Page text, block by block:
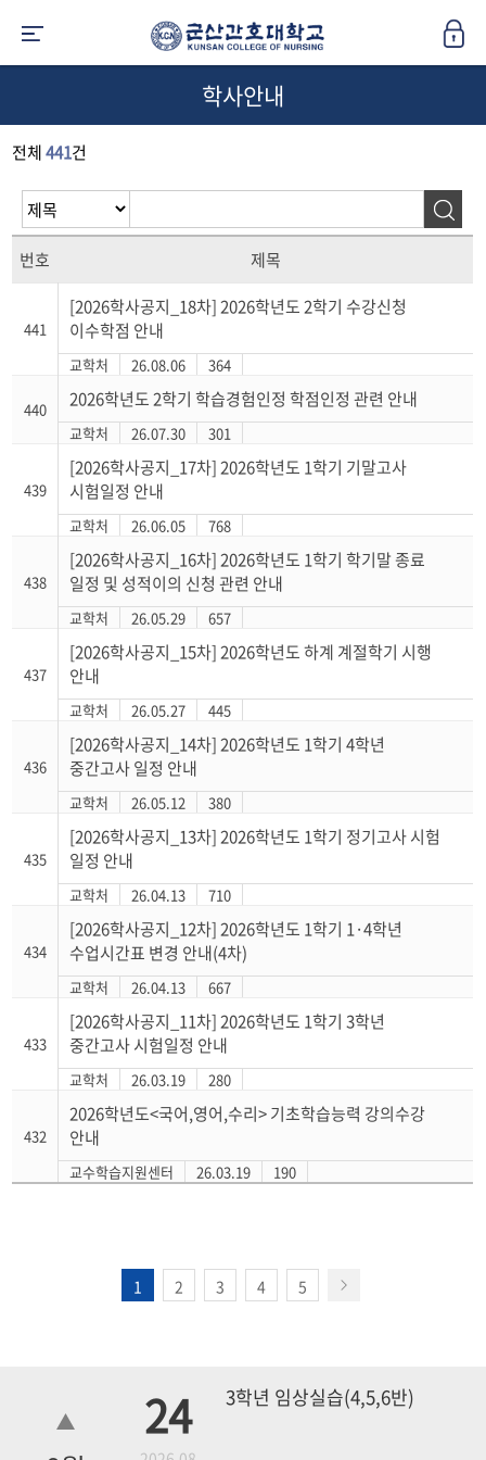
학사안내
전체441건
번호 제목
441
[2026학사공지_18차] 2026학년도 2학기 수강신청
이수학점 안내
교학처 26.08.06 364
440 2026학년도 2학기 학습경험인정 학점인정 관련 안내
교학처 26.07.30 301
439
[2026학사공지_17차] 2026학년도 1학기 기말고사
시험일정 안내
교학처 26.06.05 768
438
[2026학사공지_16차] 2026학년도 1학기 학기말 종료
일정 및 성적이의 신청 관련 안내
교학처 26.05.29 657
437
[2026학사공지_15차] 2026학년도 하계 계절학기 시행
안내
교학처 26.05.27 445
436
[2026학사공지_14차] 2026학년도 1학기 4학년
중간고사 일정 안내
교학처 26.05.12 380
435
[2026학사공지_13차] 2026학년도 1학기 정기고사 시험
일정 안내
교학처 26.04.13 710
434
[2026학사공지_12차] 2026학년도 1학기 1·4학년
수업시간표 변경 안내(4차)
교학처 26.04.13 667
433
[2026학사공지_11차] 2026학년도 1학기 3학년
중간고사 시험일정 안내
교학처 26.03.19 280
432
2026학년도<국어,영어,수리> 기초학습능력 강의수강
안내
교수학습지원센터 26.03.19 190
1 2 3 4 5
24 3학년 임상실습(4,5,6반)